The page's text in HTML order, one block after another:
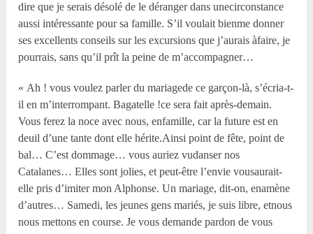
dire que je serais désolé de le déranger dans unecirconstance
aussi intéressante pour sa famille. S’il voulait bienme donner
ses excellents conseils sur les excursions que j’aurais àfaire, je
pourrais, sans qu’il prît la peine de m’accompagner…
« Ah ! vous voulez parler du mariagede ce garçon-là, s’écria-t-
il en m’interrompant. Bagatelle !ce sera fait après-demain.
Vous ferez la noce avec nous, enfamille, car la future est en
deuil d’une tante dont elle hérite.Ainsi point de fête, point de
bal… C’est dommage… vous auriez vudanser nos
Catalanes… Elles sont jolies, et peut-être l’envie vousaurait-
elle pris d’imiter mon Alphonse. Un mariage, dit-on, enamène
d’autres… Samedi, les jeunes gens mariés, je suis libre, etnous
nous mettons en course. Je vous demande pardon de vous